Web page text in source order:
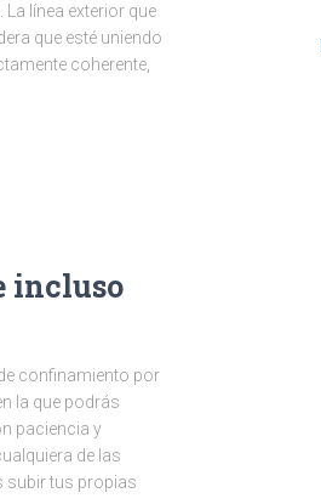
línea exterior que
que esté uniendo
coherente,
incluso
confinamiento por
la que podrás
paciencia y
de las
subir tus propias